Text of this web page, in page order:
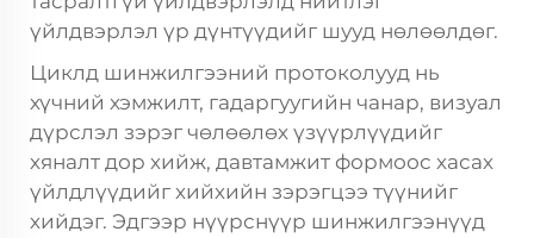
үйлдвэрлэл үр дүнтүүдийг шууд нөлөөлдөг.
Циклд шинжилгээний протоколууд нь
хүчний хэмжилт, гадаргуугийн чанар, визуал
дүрслэл зэрэг чөлөөлөх үзүүрлүүдийг
хяналт дор хийж, давтамжит формоос хасах
үйлдлүүдийг хийхийн зэрэгцээ түүнийг
хийдэг. Эдгээр нүүрснүүр шинжилгээнүүд